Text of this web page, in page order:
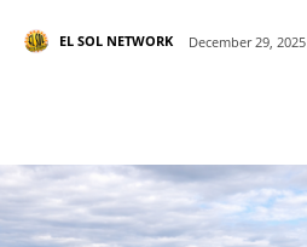
EL SOL NETWORK December 29, 2025